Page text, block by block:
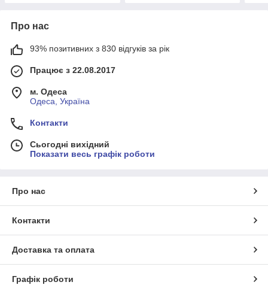
Про нас
93% позитивних з 830 відгуків за рік
Працює з 22.08.2017
м. Одеса
Одеса, Україна
Контакти
Сьогодні вихідний
Показати весь графік роботи
Про нас
Контакти
Доставка та оплата
Графік роботи